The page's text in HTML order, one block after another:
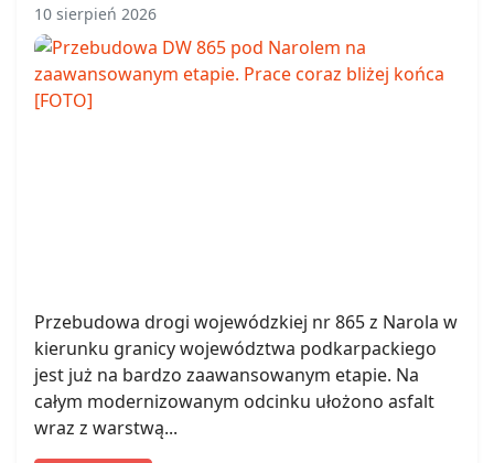
10 sierpień 2026
Przebudowa drogi wojewódzkiej nr 865 z Narola w
kierunku granicy województwa podkarpackiego
jest już na bardzo zaawansowanym etapie. Na
całym modernizowanym odcinku ułożono asfalt
wraz z warstwą...